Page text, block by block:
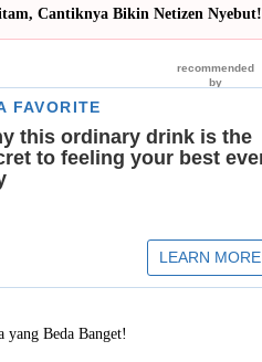
Cantiknya Bikin Netizen Nyebut!